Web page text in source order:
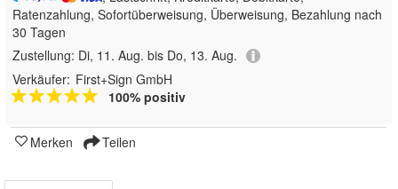
Ratenzahlung, Sofortüberweisung, Überweisung, Bezahlung nach
30 Tagen
Zustellung: Di, 11. Aug. bis Do, 13. Aug.
Verkäufer: First+Sign GmbH
100% positiv
Merken Teilen